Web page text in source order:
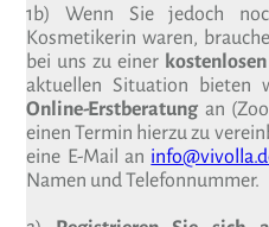
1b) Wenn Sie jedoch
Kosmetikerin waren,
bei uns zu einer
aktuellen Situation bieten
Online-Erstberatung an
einen Termin hierzu zu
eine E-Mail an
Namen und Telefonnummer.